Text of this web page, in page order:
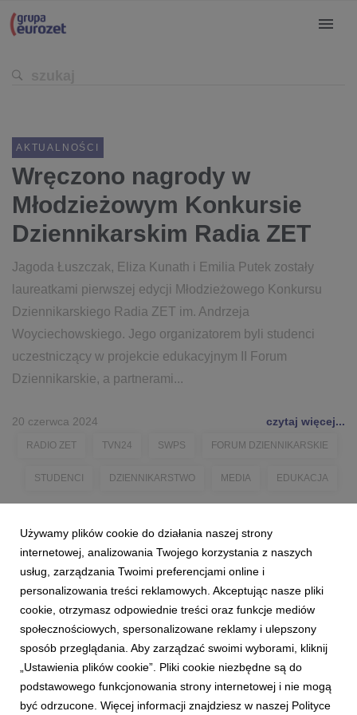
AKTUALNOŚCI
Wręczono nagrody w
Młodzieżowym Konkursie
Dziennikarskim Radia ZET
Jagoda Łuszczak, Eliza Kunath i Emilia Putek zostały
laureatkami pierwszej edycji Młodzieżowego Konkursu
Dziennikarskiego Radia ZET im. Andrzeja
Woyciechowskiego. Jego organizatorem byli studenci
uczestniczący w projekcie edukacyjnym II Forum
Dziennikarskie, a partnerami...
20 czerwca 2024 czytaj więcej...
RADIO ZET TVN24 SWPS FORUM DZIENNIKARSKIE
STUDENCI DZIENNIKARSTWO MEDIA EDUKACJA
Używamy plików cookie do działania naszej strony
internetowej, analizowania Twojego korzystania z naszych
usług, zarządzania Twoimi preferencjami online i
personalizowania treści reklamowych. Akceptując nasze pliki
cookie, otrzymasz odpowiednie treści oraz funkcje mediów
społecznościowych, spersonalizowane reklamy i ulepszony
sposób przeglądania. Aby zarządzać swoimi wyborami, kliknij
„Ustawienia plików cookie”. Pliki cookie niezbędne są do
podstawowego funkcjonowania strony internetowej i nie mogą
być odrzucone. Więcej informacji znajdziesz w naszej Polityce